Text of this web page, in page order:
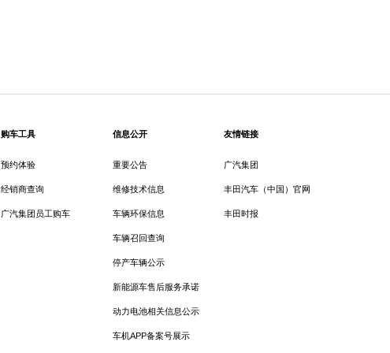
购车工具
预约体验
经销商查询
广汽集团员工购车
信息公开
重要公告
维修技术信息
车辆环保信息
车辆召回查询
停产车辆公示
新能源车售后服务承诺
动力电池相关信息公示
车机APP备案号展示
友情链接
广汽集团
丰田汽车（中国）官网
丰田时报